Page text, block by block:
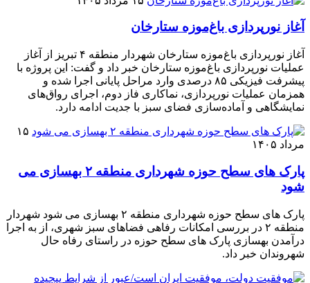
آغاز نورپردازی باغ‌موزه ستارخان
آغاز نورپردازی باغ‌موزه ستارخان شهردار منطقه ۴ تبریز از آغاز
عملیات نورپردازی باغ‌موزه ستارخان خبر داد و گفت: این پروژه با
پیشرفت فیزیکی ۸۵ درصدی وارد مراحل پایانی اجرا شده و
همزمان عملیات نورپردازی، نماکاری فاز دوم، اجرای رواق‌های
نمایشگاهی و آماده‌سازی فضای سبز با جدیت ادامه دارد.
۱۵
مرداد ۱۴۰۵
پارک های سطح حوزه شهرداری منطقه ۲ بهسازی می
شود
پارک های سطح حوزه شهرداری منطقه ۲ بهسازی می شود شهردار
منطقه ۲ در بررسی امکانات رفاهی فضاهای سبز شهری، از به اجرا
درآمدن بهسازی پارک های سطح حوزه در راستای رفاه حال
شهروندان خبر داد.